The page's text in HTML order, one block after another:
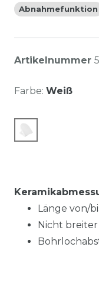
Abnahmefunktion
Artikelnummer
Farbe: Weiß
Länge von/
Nicht breiter